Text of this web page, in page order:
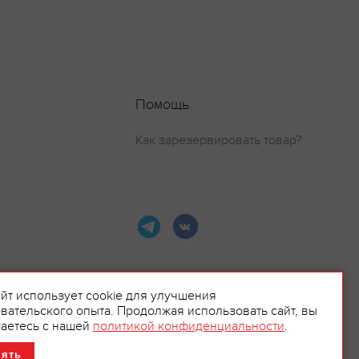
Помощь
Как зарезервировать товар?
использует cookie для улучшения
опыта. Продолжая использовать сайт, вы
с нашей политикой конфиденциальности.